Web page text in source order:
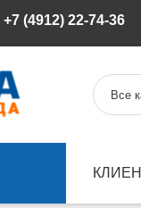
+7 (4912) 22-74-36